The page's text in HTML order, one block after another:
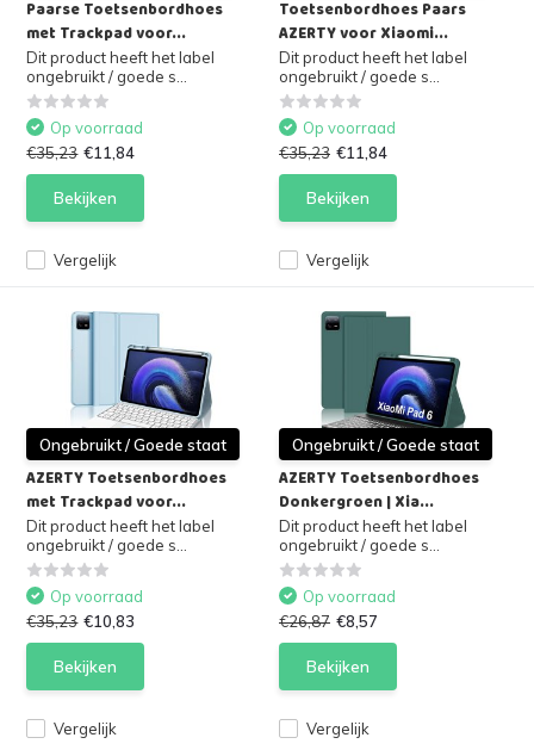
Paarse Toetsenbordhoes
met Trackpad voor...
Dit product heeft het label
ongebruikt / goede s...
Vergelijk
Op voorraad
€35,23 €11,84
Bekijken
Toetsenbordhoes Paars
AZERTY voor Xiaomi...
Dit product heeft het label
ongebruikt / goede s...
Vergelijk
Op voorraad
€35,23 €11,84
Bekijken
Ongebruikt / Goede staat
AZERTY Toetsenbordhoes
met Trackpad voor...
Dit product heeft het label
ongebruikt / goede s...
Vergelijk
Op voorraad
€35,23 €10,83
Bekijken
Ongebruikt / Goede staat
AZERTY Toetsenbordhoes
Donkergroen | Xia...
Dit product heeft het label
ongebruikt / goede s...
Vergelijk
Op voorraad
€26,87 €8,57
Bekijken